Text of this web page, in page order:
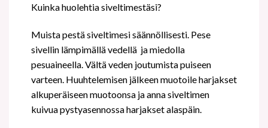
Kuinka huolehtia siveltimestäsi?
Muista pestä siveltimesi säännöllisesti. Pese
sivellin lämpimällä vedellä ja miedolla
pesuaineella. Vältä veden joutumista puiseen
varteen. Huuhtelemisen jälkeen muotoile harjakset
alkuperäiseen muotoonsa ja anna siveltimen
kuivua pystyasennossa harjakset alaspäin.